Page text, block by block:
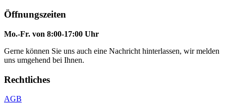
Öffnungszeiten
Mo.-Fr. von 8:00-17:00 Uhr
Gerne können Sie uns auch eine Nachricht hinterlassen, wir melden
uns umgehend bei Ihnen.
Rechtliches
AGB